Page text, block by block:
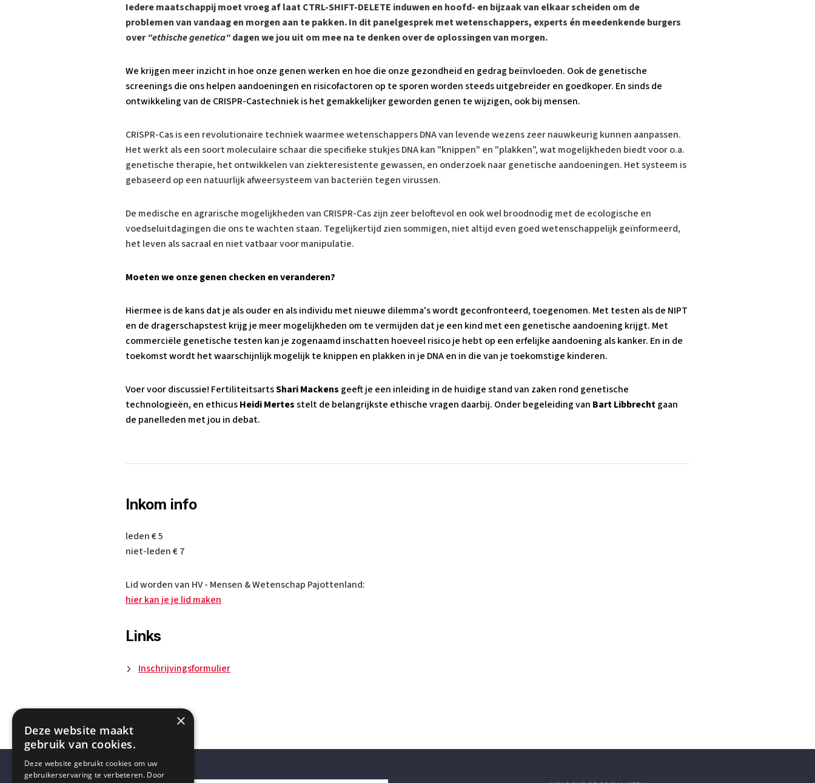
Iedere maatschappij moet vroeg af laat CTRL-SHIFT-DELETE induwen en hoofd- en bijzaak van elkaar scheiden om de
problemen van vandaag en morgen aan te pakken. In dit panelgesprek met wetenschappers, experts én meedenkende burgers
over"ethische genetica"dagen we jou uit om mee na te denken over de oplossingen van morgen.
We krijgen meer inzicht in hoe onze genen werken en hoe die onze gezondheid en gedrag beïnvloeden. Ook de genetische
screenings die ons helpen aandoeningen en risicofactoren op te sporen worden steeds uitgebreider en goedkoper. En sinds de
ontwikkeling van de CRISPR-Castechniek is het gemakkelijker geworden genen te wijzigen, ook bij mensen.
CRISPR-Cas is een revolutionaire techniek waarmee wetenschappers DNA van levende wezens zeer nauwkeurig kunnen aanpassen.
Het werkt als een soort moleculaire schaar die specifieke stukjes DNA kan "knippen" en "plakken", wat mogelijkheden biedt voor o.a.
genetische therapie, het ontwikkelen van ziekteresistente gewassen, en onderzoek naar genetische aandoeningen. Het systeem is
gebaseerd op een natuurlijk afweersysteem van bacteriën tegen virussen.
De medische en agrarische mogelijkheden van CRISPR-Cas zijn zeer beloftevol en ook wel broodnodig met de ecologische en
voedseluitdagingen die ons te wachten staan. Tegelijkertijd zien sommigen, niet altijd even goed wetenschappelijk geïnformeerd,
het leven als sacraal en niet vatbaar voor manipulatie.
Moeten we onze genen checken en veranderen?
Hiermee is de kans dat je als ouder en als individu met nieuwe dilemma's wordt geconfronteerd, toegenomen. Met testen als de NIPT
en de dragerschapstest krijg je meer mogelijkheden om te vermijden dat je een kind met een genetische aandoening krijgt. Met
commerciële genetische testen kan je zogenaamd inschatten hoeveel risico je hebt op een erfelijke aandoening als kanker. En in de
toekomst wordt het waarschijnlijk mogelijk te knippen en plakken in je DNA en in die van je toekomstige kinderen.
Voer voor discussie! FertiliteitsartsShari Mackens geeft je een inleiding in de huidige stand van zaken rond genetische
technologieën, en ethicusHeidi Mertesstelt de belangrijkste ethische vragen daarbij. Onder begeleiding van Bart Libbrechtgaan
de panelleden met jou in debat.
Inkom info
leden € 5
niet-leden € 7
Lid worden van HV - Mensen & Wetenschap Pajottenland:
hier kan je je lid maken
Links
Inschrijvingsformulier
×
Deze website maakt
gebruik van cookies.
Deze website gebruikt cookies om uw
gebruikerservaring te verbeteren. Door